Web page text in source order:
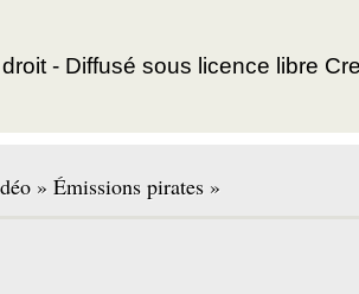
- Diffusé sous licence libre
» Émissions pirates »